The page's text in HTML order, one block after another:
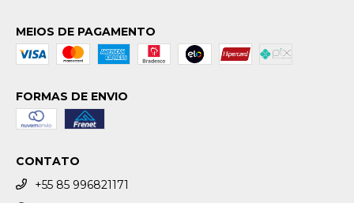
MEIOS DE PAGAMENTO
FORMAS DE ENVIO
CONTATO
+55 85 996821171